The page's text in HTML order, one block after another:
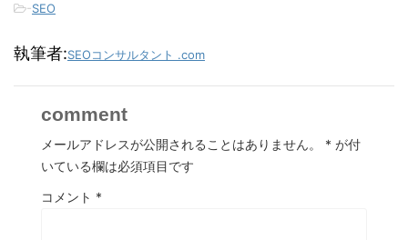
-SEO
執筆者:SEOコンサルタント .com
comment
メールアドレスが公開されることはありません。 * が付
いている欄は必須項目です
コメント *